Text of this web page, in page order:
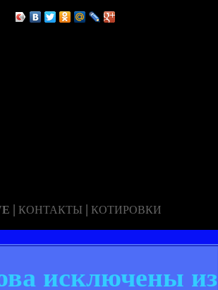
| КОНТАКТЫ | КОТИРОВКИ
исключены из